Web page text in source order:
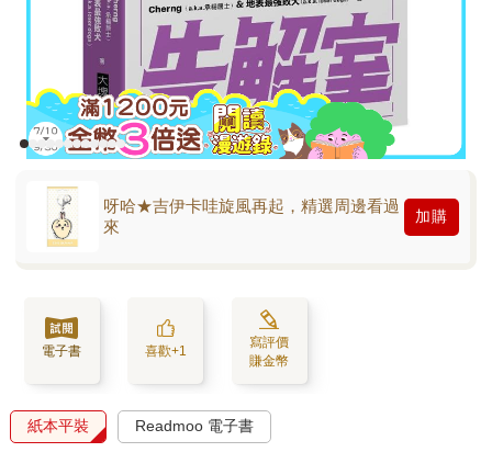
呀哈★吉伊卡哇旋風再起，精選周邊看過
來
加購
電子書 喜歡+1
寫評價
賺金幣
紙本平裝 Readmoo 電子書